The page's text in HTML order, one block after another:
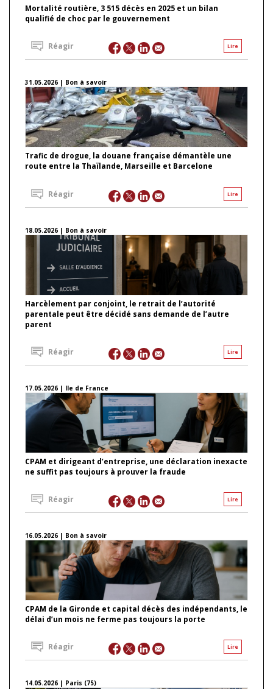
Mortalité routière, 3 515 décès en 2025 et un bilan
qualifié de choc par le gouvernement
Lire
Réagir
31.05.2026 | Bon à savoir
Trafic de drogue, la douane française démantèle une
route entre la Thaïlande, Marseille et Barcelone
Lire
Réagir
18.05.2026 | Bon à savoir
Harcèlement par conjoint, le retrait de l’autorité
parentale peut être décidé sans demande de l’autre
parent
Lire
Réagir
17.05.2026 | Ile de France
CPAM et dirigeant d’entreprise, une déclaration inexacte
ne suffit pas toujours à prouver la fraude
Lire
Réagir
16.05.2026 | Bon à savoir
CPAM de la Gironde et capital décès des indépendants, le
délai d’un mois ne ferme pas toujours la porte
Lire
Réagir
14.05.2026 | Paris (75)